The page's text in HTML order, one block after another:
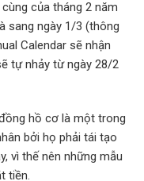
của tháng 2 năm
sang ngày 1/3 (thông
Calendar sẽ nhận
tự nhảy từ ngày 28/2
hồ cơ là một trong
bởi họ phải tái tạo
vì thế nên những mẫu
tiền.